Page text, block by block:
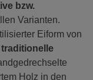
bzw.
Varianten.
Eiform von
traditionelle
Holz in den